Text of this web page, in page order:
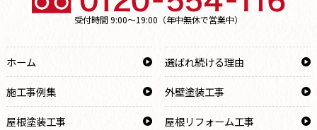
受付時間 9:00～19:00（年中無休で営業中）
ホーム
選ばれ続ける理由
施工事例集
外壁塗装工事
屋根塗装工事
屋根リフォーム工事